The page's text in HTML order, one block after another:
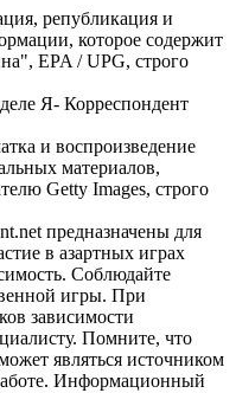
републикация и
которое содержит
EPA / UPG, строго
Я- Корреспондент
и воспроизведение
материалов,
Getty Images, строго
предназначены для
в азартных играх
Соблюдайте
игры. При
зависимости
Помните, что
являться источником
Информационный